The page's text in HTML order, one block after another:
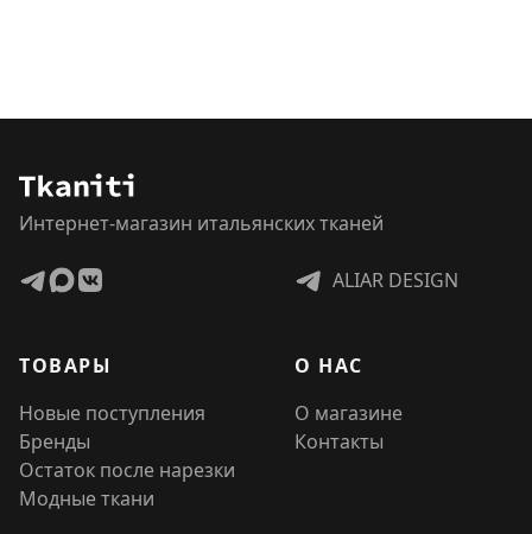
Интернет-магазин итальянских тканей
ALIAR DESIGN
ТОВАРЫ
Новые поступления
Бренды
Остаток после нарезки
Модные ткани
О НАС
О магазине
Контакты